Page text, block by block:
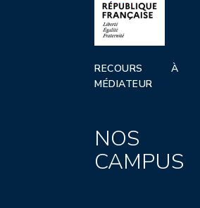
RECOURS À
MÉDIATEUR
NOS
CAMPUS